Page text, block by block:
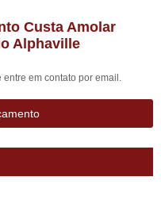
Custa Amolar
Alphaville
entre em contato por email.